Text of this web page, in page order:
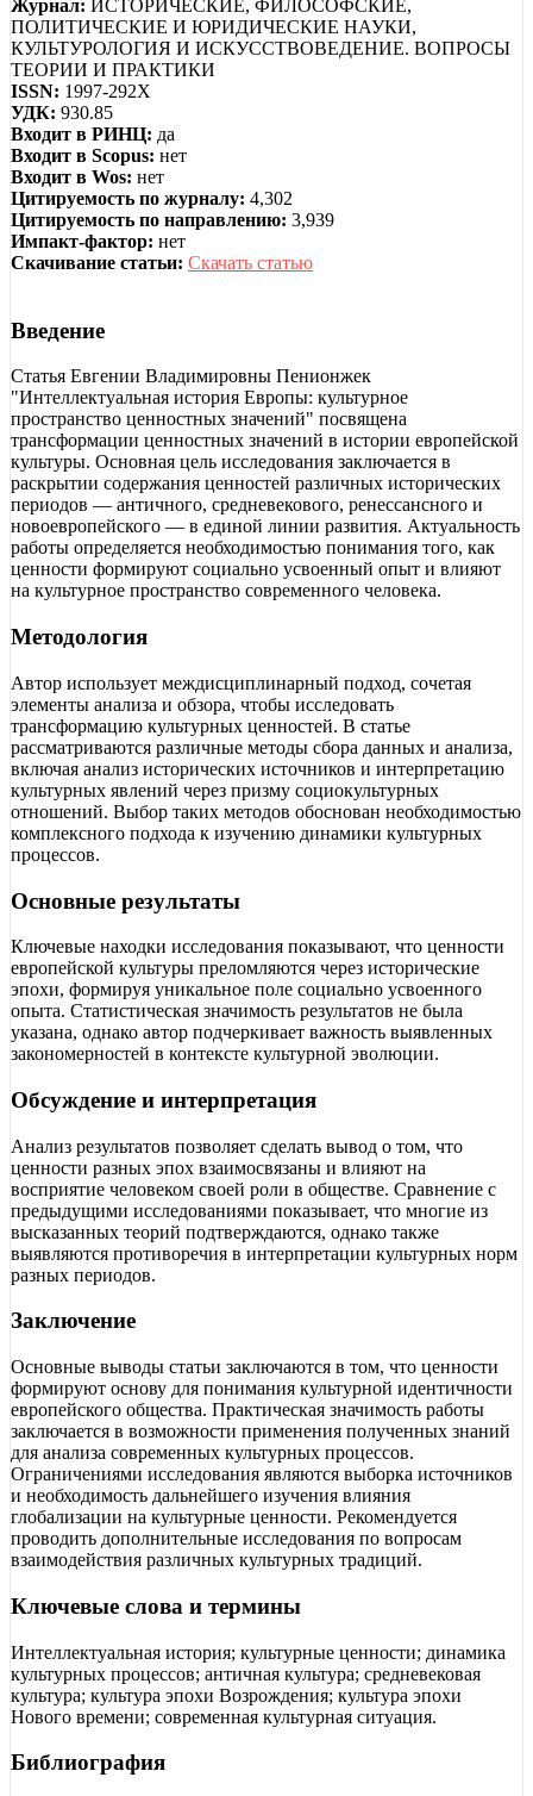
Журнал: ИСТОРИЧЕСКИЕ, ФИЛОСОФСКИЕ,
ПОЛИТИЧЕСКИЕ И ЮРИДИЧЕСКИЕ НАУКИ,
КУЛЬТУРОЛОГИЯ И ИСКУССТВОВЕДЕНИЕ. ВОПРОСЫ
ТЕОРИИ И ПРАКТИКИ
ISSN: 1997-292X
УДК: 930.85
Входит в РИНЦ: да
Входит в Scopus: нет
Входит в Wos: нет
Цитируемость по журналу: 4,302
Цитируемость по направлению: 3,939
Импакт-фактор: нет
Скачивание статьи: Скачать статью
Введение
Статья Евгении Владимировны Пенионжек
"Интеллектуальная история Европы: культурное
пространство ценностных значений" посвящена
трансформации ценностных значений в истории европейской
культуры. Основная цель исследования заключается в
раскрытии содержания ценностей различных исторических
периодов — античного, средневекового, ренессансного и
новоевропейского — в единой линии развития. Актуальность
работы определяется необходимостью понимания того, как
ценности формируют социально усвоенный опыт и влияют
на культурное пространство современного человека.
Методология
Автор использует междисциплинарный подход, сочетая
элементы анализа и обзора, чтобы исследовать
трансформацию культурных ценностей. В статье
рассматриваются различные методы сбора данных и анализа,
включая анализ исторических источников и интерпретацию
культурных явлений через призму социокультурных
отношений. Выбор таких методов обоснован необходимостью
комплексного подхода к изучению динамики культурных
процессов.
Основные результаты
Ключевые находки исследования показывают, что ценности
европейской культуры преломляются через исторические
эпохи, формируя уникальное поле социально усвоенного
опыта. Статистическая значимость результатов не была
указана, однако автор подчеркивает важность выявленных
закономерностей в контексте культурной эволюции.
Обсуждение и интерпретация
Анализ результатов позволяет сделать вывод о том, что
ценности разных эпох взаимосвязаны и влияют на
восприятие человеком своей роли в обществе. Сравнение с
предыдущими исследованиями показывает, что многие из
высказанных теорий подтверждаются, однако также
выявляются противоречия в интерпретации культурных норм
разных периодов.
Заключение
Основные выводы статьи заключаются в том, что ценности
формируют основу для понимания культурной идентичности
европейского общества. Практическая значимость работы
заключается в возможности применения полученных знаний
для анализа современных культурных процессов.
Ограничениями исследования являются выборка источников
и необходимость дальнейшего изучения влияния
глобализации на культурные ценности. Рекомендуется
проводить дополнительные исследования по вопросам
взаимодействия различных культурных традиций.
Ключевые слова и термины
Интеллектуальная история; культурные ценности; динамика
культурных процессов; античная культура; средневековая
культура; культура эпохи Возрождения; культура эпохи
Нового времени; современная культурная ситуация.
Библиография